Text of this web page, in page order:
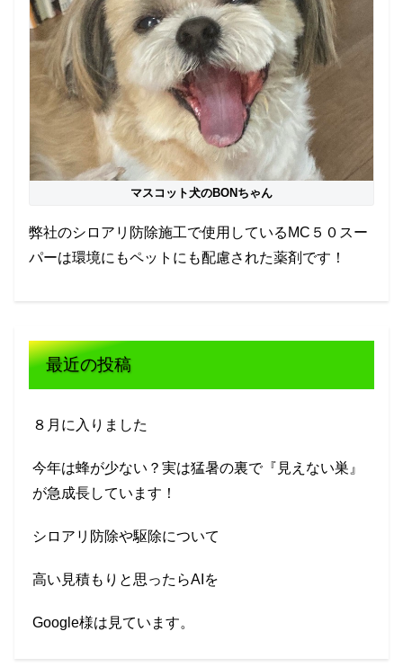
マスコット犬のBONちゃん
弊社のシロアリ防除施工で使用しているMC５０スー
パーは環境にもペットにも配慮された薬剤です！
最近の投稿
８月に入りました
今年は蜂が少ない？実は猛暑の裏で『見えない巣』
が急成長しています！
シロアリ防除や駆除について
高い見積もりと思ったらAIを
Google様は見ています。